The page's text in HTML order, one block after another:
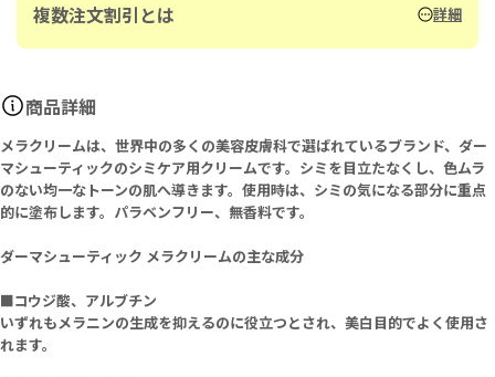
複数注文割引とは 詳細
商品詳細
メラクリームは、世界中の多くの美容皮膚科で選ばれているブランド、ダー
マシューティックのシミケア用クリームです。シミを目立たなくし、色ムラ
のない均一なトーンの肌へ導きます。使用時は、シミの気になる部分に重点
的に塗布します。パラベンフリー、無香料です。
ダーマシューティック メラクリームの主な成分
■コウジ酸、アルブチン
いずれもメラニンの生成を抑えるのに役立つとされ、美白目的でよく使用さ
れます。